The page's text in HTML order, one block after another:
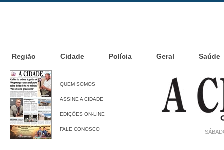
Região Cidade Polícia Geral Saúde
QUEM SOMOS
ASSINE A CIDADE
EDIÇÕES ON-LINE
FALE CONOSCO